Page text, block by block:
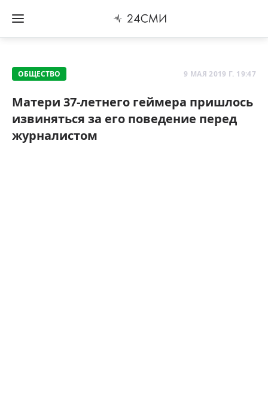
ОБЩЕСТВО 9 МАЯ 2019 Г. 19:47
Матери 37-летнего геймера пришлось
извиняться за его поведение перед
журналистом